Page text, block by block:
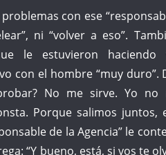
con ese
ni “volver a eso”.
le estuvieron
con el hombre “muy duro”.
No me sirve. Yo no
Porque salimos juntos,
de la Agencia” le
“Y bueno, está, si vos te